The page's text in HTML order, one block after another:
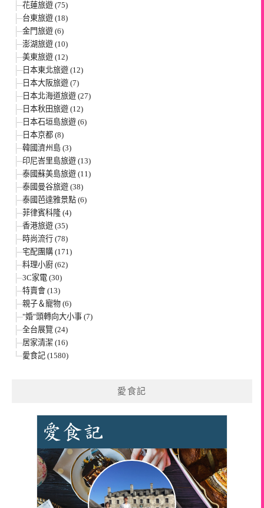
花蓮旅遊 (75)
台東旅遊 (18)
金門旅遊 (6)
澎湖旅遊 (10)
美東旅遊 (12)
日本東北旅遊 (12)
日本大阪旅遊 (7)
日本北海道旅遊 (27)
日本秋田旅遊 (12)
日本石垣島旅遊 (6)
日本京都 (8)
韓國濟州島 (3)
印尼峇里島旅遊 (13)
泰國蘇美島旅遊 (11)
泰國曼谷旅遊 (38)
泰國芭達雅景點 (6)
菲律賓科隆 (4)
香港旅遊 (35)
時尚流行 (78)
宅配團購 (171)
料理小廚 (62)
3C家電 (30)
特賣會 (13)
親子＆寵物 (6)
"婚"頭轉向大小事 (7)
全台展覽 (24)
居家清潔 (16)
愛食記 (1580)
愛食記